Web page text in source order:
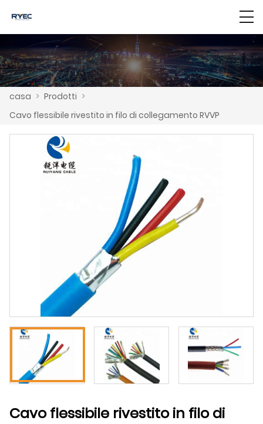
casa > Prodotti >
Cavo flessibile rivestito in filo di collegamento RVVP
Cavo flessibile rivestito in filo di